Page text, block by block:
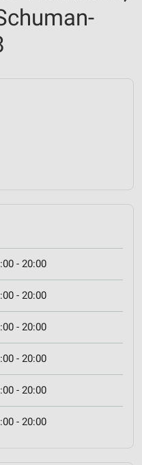
- 20:00
- 20:00
- 20:00
- 20:00
- 20:00
- 20:00